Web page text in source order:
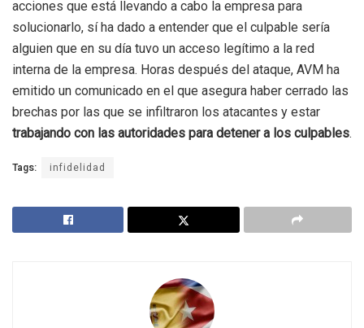
acciones que está llevando a cabo la empresa para
solucionarlo, sí ha dado a entender que el culpable sería
alguien que en su día tuvo un acceso legítimo a la red
interna de la empresa. Horas después del ataque, AVM ha
emitido un comunicado en el que asegura haber cerrado las
brechas por las que se infiltraron los atacantes y estar
trabajando con las autoridades para detener a los culpables.
Tags: infidelidad